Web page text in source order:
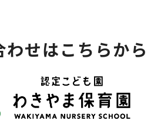
わせはこちらから